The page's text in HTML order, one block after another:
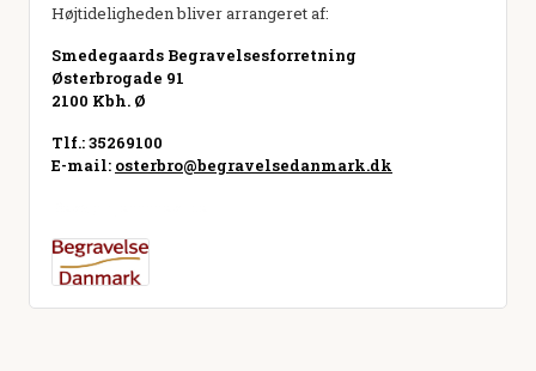
Højtideligheden bliver arrangeret af:
Smedegaards Begravelsesforretning
Østerbrogade 91
2100 Kbh. Ø
Tlf.: 35269100
E-mail: osterbro@begravelsedanmark.dk